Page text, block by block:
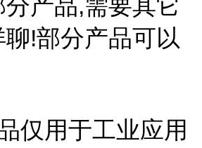
产品,需要其它
!部分产品可以
仅用于工业应用